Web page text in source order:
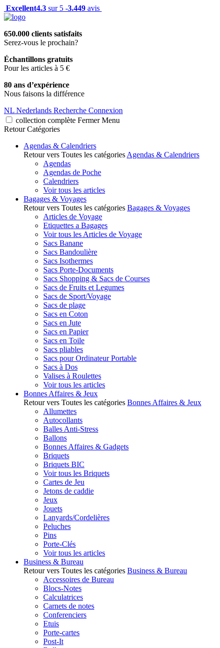
Excellent4.3 sur 5 -3.449 avis
650.000 clients satisfaits
Serez-vous le prochain?
Échantillons gratuits
Pour les articles à 5 €
80 ans d’expérience
Nous faisons la différence
NL Nederlands Recherche Connexion
collection complète Fermer Menu
Retour Catégories
Agendas & Calendriers
Retour vers Toutes les catégories Agendas & Calendriers
Agendas
Agendas de Poche
Calendriers
Voir tous les articles
Bagages & Voyages
Retour vers Toutes les catégories Bagages & Voyages
Articles de Voyage
Etiquettes a Bagages
Voir tous les Articles de Voyage
Sacs Banane
Sacs Bandoulière
Sacs Isothermes
Sacs Porte-Documents
Sacs Shopping & Sacs de Courses
Sacs de Fruits et Legumes
Sacs de Sport/Voyage
Sacs de plage
Sacs en Coton
Sacs en Jute
Sacs en Papier
Sacs en Toile
Sacs pliables
Sacs pour Ordinateur Portable
Sacs à Dos
Valises à Roulettes
Voir tous les articles
Bonnes Affaires & Jeux
Retour vers Toutes les catégories Bonnes Affaires & Jeux
Allumettes
Autocollants
Balles Anti-Stress
Ballons
Bonnes Affaires & Gadgets
Briquets
Briquets BIC
Voir tous les Briquets
Cartes de Jeu
Jetons de caddie
Jeux
Jouets
Lanyards/Cordelières
Peluches
Pins
Porte-Clés
Voir tous les articles
Business & Bureau
Retour vers Toutes les catégories Business & Bureau
Accessoires de Bureau
Blocs-Notes
Calculatrices
Carnets de notes
Conferenciers
Etuis
Porte-cartes
Post-It